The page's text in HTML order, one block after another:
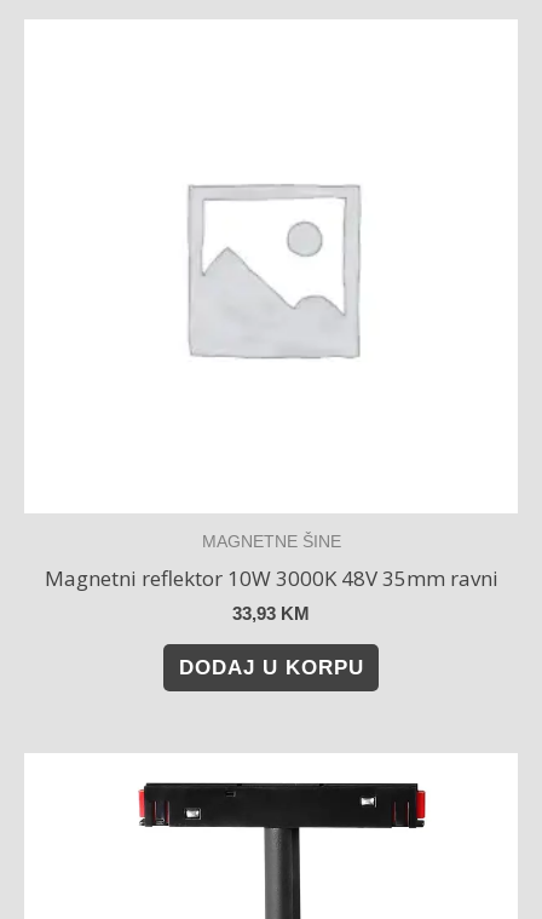
MAGNETNE ŠINE
Magnetni reflektor 10W 3000K 48V 35mm ravni
33,93 KM
DODAJ U KORPU